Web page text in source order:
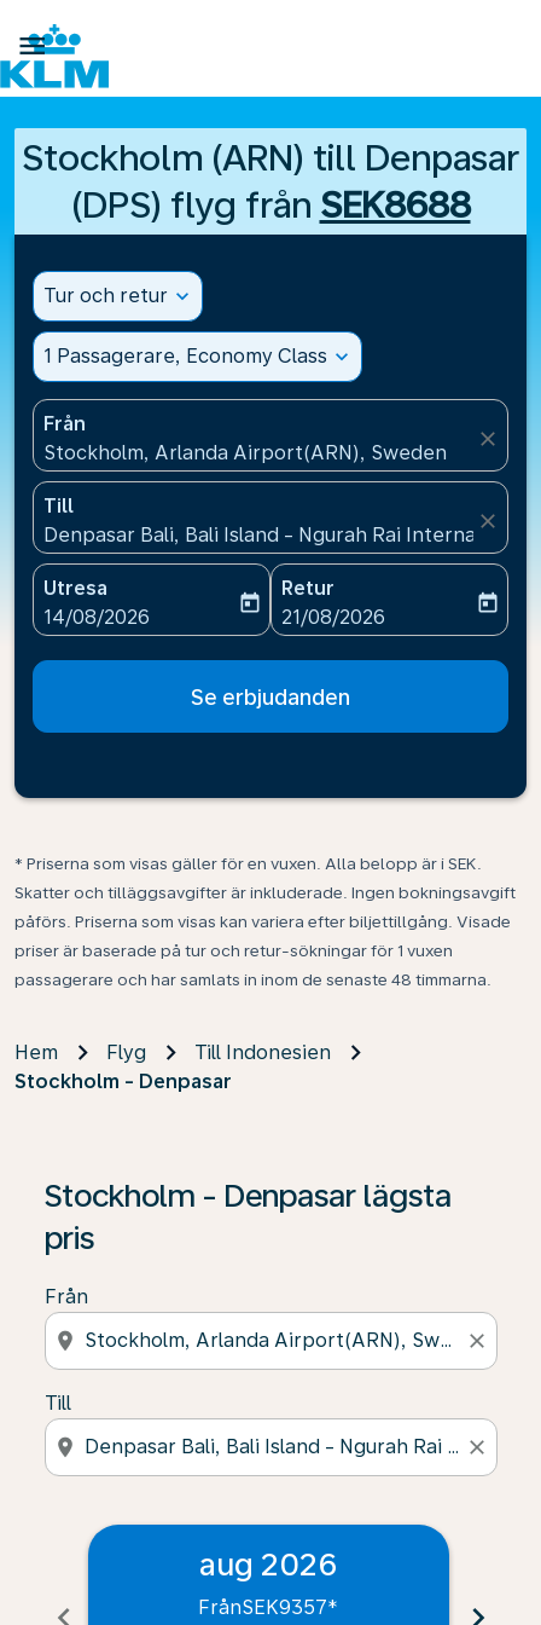

Stockholm (ARN) till Denpasar
(DPS) flyg från SEK8688
Tur och retur expand_more
1 Passagerare, Economy Class expand_more
Från
Stockholm, Arlanda Airport(ARN), Sweden
close
Till
Denpasar Bali, Bali Island - Ngurah Rai
close
Utresa
fc-booking-departure-date-aria-label
14/08/2026
today
Retur
fc-booking-return-date-
21/08/2026
today
Se erbjudanden
* Priserna som visas gäller för en vuxen. Alla belopp är i SEK.
Skatter och tilläggsavgifter är inkluderade. Ingen bokningsavgift
påförs. Priserna som visas kan variera efter biljettillgång. Visade
priser är baserade på tur och retur-sökningar för 1 vuxen
passagerare och har samlats in inom de senaste 48 timmarna.
Hem Flyg
Till Indonesien
Stockholm - Denpasar
Stockholm - Denpasar lägsta
pris
Från
location_on close
Till
location_on close
chevron_left
aug 2026
FrånSEK9357* chevron_right